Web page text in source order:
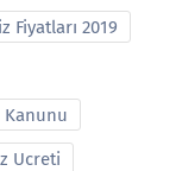
Fiyatları 2019
Kanunu
Ucreti